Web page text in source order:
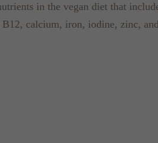
in the vegan diet that
calcium, iron, iodine, zinc,